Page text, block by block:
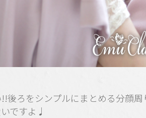
後ろをシンプルにまとめる分顔周
ですよ♩